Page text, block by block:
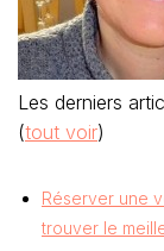
Les derniers
(tout voir)
Réserver une
trouver le